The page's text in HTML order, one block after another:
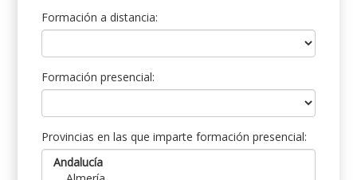
Formación a distancia:
Formación presencial:
Provincias en las que imparte formación presencial: